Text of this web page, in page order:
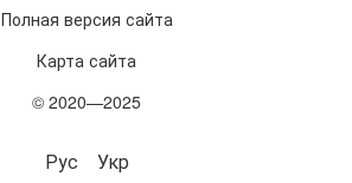
Полная версия сайта
Карта сайта
© 2020—2025
Рус Укр